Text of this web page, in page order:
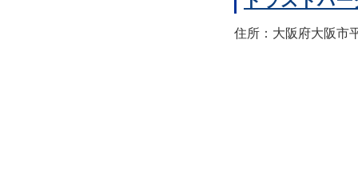
住所：大阪府大阪市